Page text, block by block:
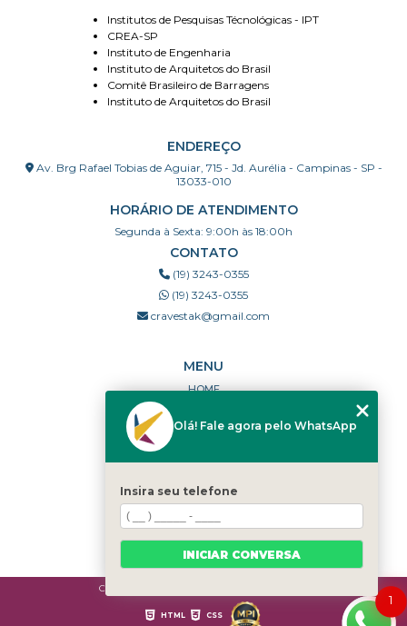
Institutos de Pesquisas Técnológicas - IPT
CREA-SP
Instituto de Engenharia
Instituto de Arquitetos do Brasil
Comitê Brasileiro de Barragens
Instituto de Arquitetos do Brasil
ENDEREÇO
Av. Brg Rafael Tobias de Aguiar, 715 - Jd. Aurélia - Campinas - SP -
13033-010
HORÁRIO DE ATENDIMENTO
Segunda à Sexta: 9:00h às 18:00h
CONTATO
(19) 3243-0355
(19) 3243-0355
cravestak@gmail.com
MENU
HOME
PORTFÓLIO
DÚVIDAS FREQUENTES
CATEGORIAS
MAPA DO SITE
Copyright © Cravestak. (Lei 9610 de 19/02/1998)
HTML CSS
1
Olá! Fale agora pelo WhatsApp
Insira seu telefone
INICIAR CONVERSA